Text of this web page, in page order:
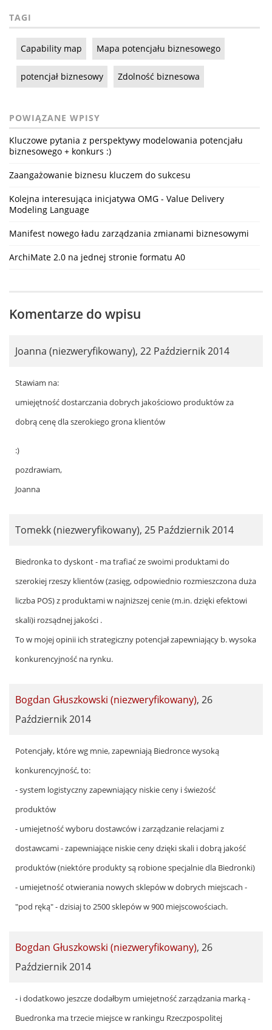
TAGI
Capability map Mapa potencjału biznesowego
potencjał biznesowy Zdolność biznesowa
POWIĄZANE WPISY
Kluczowe pytania z perspektywy modelowania potencjału
biznesowego + konkurs :)
Zaangażowanie biznesu kluczem do sukcesu
Kolejna interesująca inicjatywa OMG - Value Delivery
Modeling Language
Manifest nowego ładu zarządzania zmianami biznesowymi
ArchiMate 2.0 na jednej stronie formatu A0
Komentarze do wpisu
Joanna (niezweryfikowany), 22 Październik 2014
Stawiam na:
umiejętność dostarczania dobrych jakościowo produktów za
dobrą cenę dla szerokiego grona klientów
:)
pozdrawiam,
Joanna
Tomekk (niezweryfikowany), 25 Październik 2014
Biedronka to dyskont - ma trafiać ze swoimi produktami do
szerokiej rzeszy klientów (zasięg, odpowiednio rozmieszczona duża
liczba POS) z produktami w najniższej cenie (m.in. dzięki efektowi
skali)i rozsądnej jakości .
To w mojej opinii ich strategiczny potencjał zapewniający b. wysoka
konkurencyjność na rynku.
Bogdan Głuszkowski (niezweryfikowany), 26
Październik 2014
Potencjały, które wg mnie, zapewniają Biedronce wysoką
konkurencyjność, to:
- system logistyczny zapewniający niskie ceny i świeżość
produktów
- umiejetność wyboru dostawców i zarządzanie relacjami z
dostawcami - zapewniające niskie ceny dzięki skali i dobrą jakość
produktów (niektóre produkty są robione specjalnie dla Biedronki)
- umiejetność otwierania nowych sklepów w dobrych miejscach -
"pod ręką" - dzisiaj to 2500 sklepów w 900 miejscowościach.
Bogdan Głuszkowski (niezweryfikowany), 26
Październik 2014
- i dodatkowo jeszcze dodałbym umiejetność zarządzania marką -
Buedronka ma trzecie miejsce w rankingu Rzeczpospolitej